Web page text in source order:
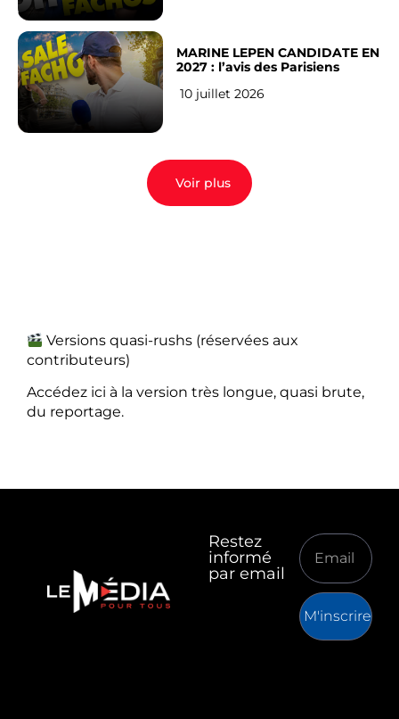
MARINE LEPEN CANDIDATE EN
2027 : l’avis des Parisiens
10 juillet 2026
Voir plus
Versions quasi-rushs (réservées aux
contributeurs)
Accédez ici à la version très longue, quasi brute,
du reportage.
Restez
informé
par email
M'inscrire